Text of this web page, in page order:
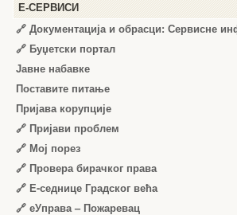
Е-СЕРВИСИ
🔗 Документација и обрасци: Сервисне
🔗 Буџетски портал
Јавне набавке
Поставите питање
Пријава корупције
🔗 Пријави проблем
🔗 Мој порез
🔗 Провера бирачког права
🔗 Е-седнице Градског већа
🔗 еУправа – Пожаревац